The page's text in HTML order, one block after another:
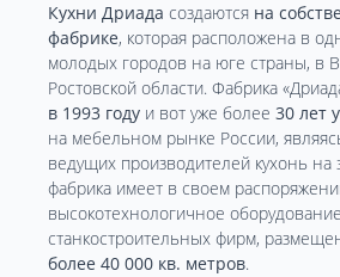
Кухни Дриада создаются на
фабрике, которая расположена в
молодых городов на юге страны, в
Ростовской области. Фабрика
в 1993 году и вот уже более 30 лет
на мебельном рынке России,
ведущих производителей кухонь на
фабрика имеет в своем
высокотехнологичное
станкостроительных фирм,
более 40 000 кв. метров.